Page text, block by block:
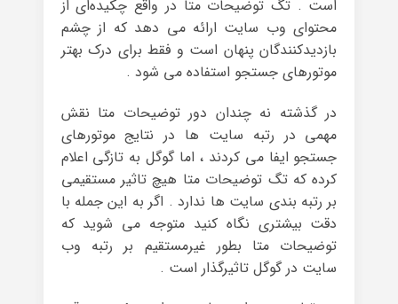
است . تگ توضیحات متا در واقع چکیده‌ای از
محتوای وب سایت ارائه می دهد که از چشم
بازدیدکنندگان پنهان است و فقط برای درک بهتر
موتورهای جستجو استفاده می شود .
در گذشته نه چندان دور توضیحات متا نقش
مهمی در رتبه سایت ها در نتایج موتورهای
جستجو ایفا می کردند ، اما گوگل به تازگی اعلام
کرده که تگ توضیحات متا هیچ تاثیر مستقیمی
بر رتبه بندی سایت ها ندارد . اگر به این جمله با
دقت بیشتری نگاه کنید متوجه می شوید که
توضیحات متا بطور غیرمستقیم بر رتبه وب
سایت در گوگل تاثیرگذار است .